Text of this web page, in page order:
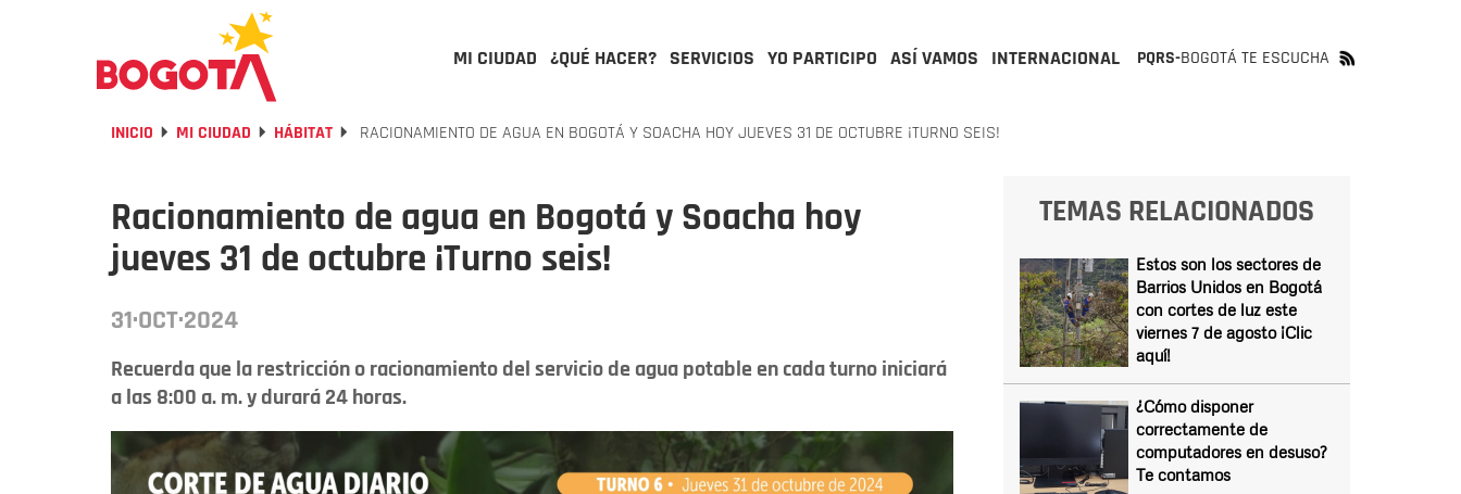
MI CIUDAD ¿QUÉ HACER? SERVICIOS YO PARTICIPO ASÍ VAMOS INTERNACIONAL PQRS-BOGOTÁ TE ESCUCHA
INICIO MI CIUDAD HÁBITAT RACIONAMIENTO DE AGUA EN BOGOTÁ Y SOACHA HOY JUEVES 31 DE OCTUBRE ¡TURNO SEIS!
Racionamiento de agua en Bogotá y Soacha hoy
jueves 31 de octubre ¡Turno seis!
31·OCT·2024
Recuerda que la restricción o racionamiento del servicio de agua potable en cada turno iniciará
a las 8:00 a. m. y durará 24 horas.
TEMAS RELACIONADOS
Estos son los sectores de
Barrios Unidos en Bogotá
con cortes de luz este
viernes 7 de agosto ¡Clic
aquí!
¿Cómo disponer
correctamente de
computadores en desuso?
Te contamos